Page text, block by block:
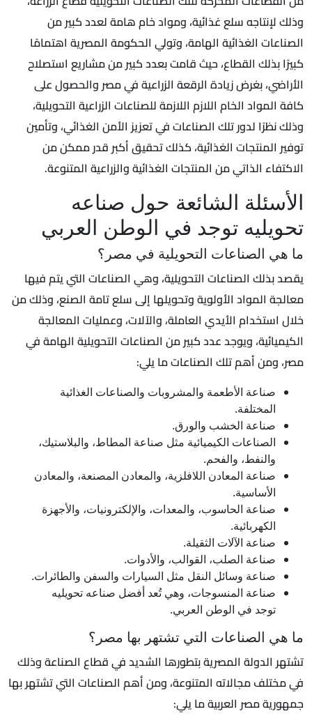
وذلك لإنتاجه سلع غذائية، ومواد خام هامة لعدد كبير من
الصناعات الغذائية الهامة، وتولي الحكومة المصرية اهتمامًا
كبيرًا بذلك القطاع، حيث قامت بعدد كبير من مشاريع استصلاح
الأراضي، بغرض زيادة الرقعة الزراعية في مصر والحصول على
كافة المواد الخام اللازم اللازمة للصناعات الزراعية التحويلية،
وذلك نظرًا لدور تلك الصناعات في تعزيز الأمن الغذائي، وتأمين
توفير المنتجات الغذائية، كذلك تحقيق أكبر قدر ممكن من
الاكتفاء الذاتي من المنتجات الغذائية والزراعية المتنوعة.
الأسئلة الشائعة حول صناعه
تحويليه توجد في الوطن العربي
ما هي الصناعات التحويلية في مصر؟
يقصد بذلك الصناعات التحويلية، وهي الصناعات التي يتم فيها
معالجة المواد الأولوية وتحويلها إلى سلع تامة الصنع، وذلك من
خلال استخدام الأيدي العاملة، والآلات، وعمليات المعالجة
الكيميائية، ويوجد عدد كبير من الصناعات التحويلية الهامة في
مصر، ومن أهم تلك الصناعات ما يلي:
صناعة الأطعمة والمشروبات والصناعات الغذائية
المختلفة.
صناعة الخشب والورق.
الصناعات الكيميائية مثل صناعة المطاط، والبلاستيك،
والنفط، والفحم.
صناعة المعادن اللافلزية، والمعادن المصنعة، والمعادن
الأساسية.
صناعة الحاسوب، والمعدات، والإلكترونيات، والأجهزة
الكهربائية.
صناعة الآلات الثقيلة.
صناعة الصلب، القوالب، والأدوات.
صناعة وسائل النقل مثل السيارات والسفن والطائرات.
صناعة المنسوجات، وهي تُعد أفضل صناعه تحويليه
توجد في الوطن العربي.
ما هي الصناعات التي تشتهر بها مصر؟
تشتهر الدولة المصرية بتطورها الشديد في قطاع الصناعة وذلك
في مختلف مجالاته المتنوعة، ومن أهم الصناعات التي تشتهر بها
جمهورية مصر العربية ما يلي: